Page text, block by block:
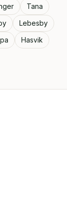
Tana
Lebesby
Hasvik